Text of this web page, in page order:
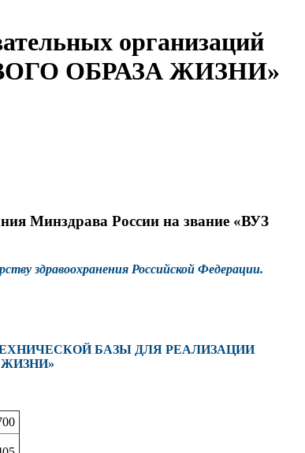
организаций
ОБРАЗА ЖИЗНИ»
Минздрава России на звание «ВУЗ
здравоохранения Российской Федерации.
БАЗЫ ДЛЯ РЕАЛИЗАЦИИ